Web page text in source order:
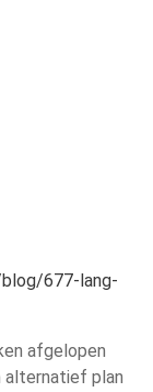
677-lang-
afgelopen
alternatief plan